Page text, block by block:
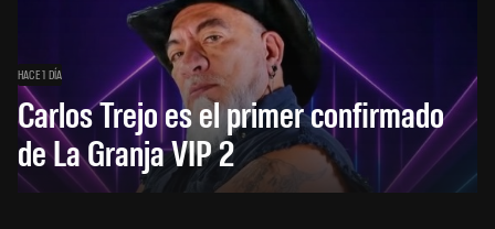
HACE 1 DÍA
Carlos Trejo es el primer confirmado
de La Granja VIP 2